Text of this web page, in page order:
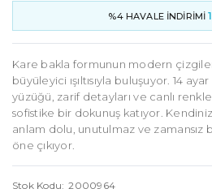
%4 HAVALE İNDİRİMİ
Kare bakla formunun modern
büyüleyici ışıltısıyla buluşuyor. 14
yüzüğü, zarif detayları ve canlı
sofistike bir dokunuş katıyor.
anlam dolu, unutulmaz ve
öne çıkıyor.
Stok Kodu
2000964